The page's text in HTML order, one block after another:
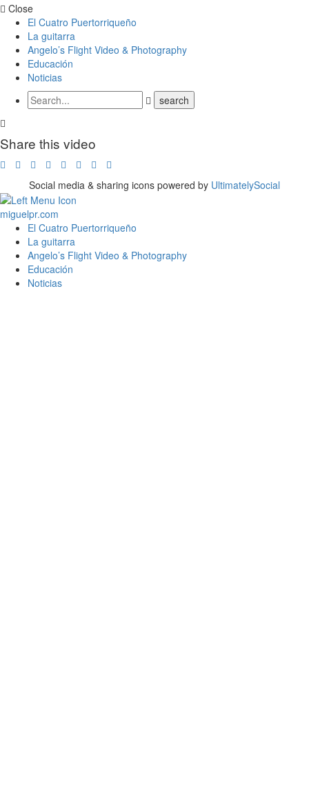
Close
El Cuatro Puertorriqueño
La guitarra
Angelo’s Flight Video & Photography
Educación
Noticias
Share this video
Social media & sharing icons powered by UltimatelySocial
miguelpr.com
El Cuatro Puertorriqueño
La guitarra
Angelo’s Flight Video & Photography
Educación
Noticias